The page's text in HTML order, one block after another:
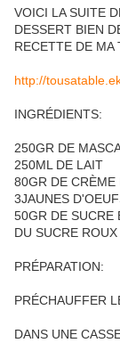
VOICI LA SUITE
DESSERT BIEN
RECETTE DE MA
http://
INGRÉDIENTS:
250GR DE
250ML DE LAIT
80GR DE CRÈME
3JAUNES
50GR DE SUCRE
DU SUCRE ROUX
PRÉPARATION:
PRÉCHAUFFER
DANS UNE